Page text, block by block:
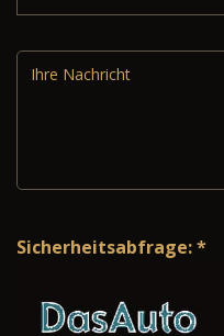
Sicherheitsabfrage: *